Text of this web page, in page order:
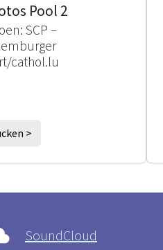
Pool 2
SCP –
cathol.lu
>
SoundCloud